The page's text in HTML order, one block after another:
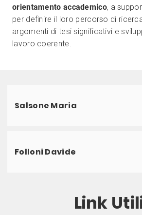
orientamento accademico, a
per definire il loro percorso di
argomenti di tesi significativi e
lavoro coerente.
Salsone Maria
Folloni Davide
Link